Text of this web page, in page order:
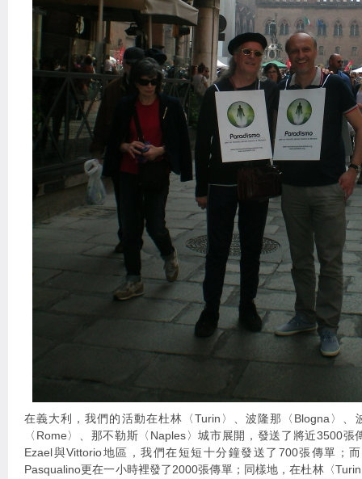
在義大利，我們的活動在杜林〈Turin〉、波隆那〈Blogna〉、
〈Rome〉、那不勒斯〈Naples〉城市展開，發送了將近3500
Ezael與Vittorio地區，我們在短短十分鐘發送了700張傳單；
Pasqualino更在一小時裡發了2000張傳單；同樣地，在杜林〈